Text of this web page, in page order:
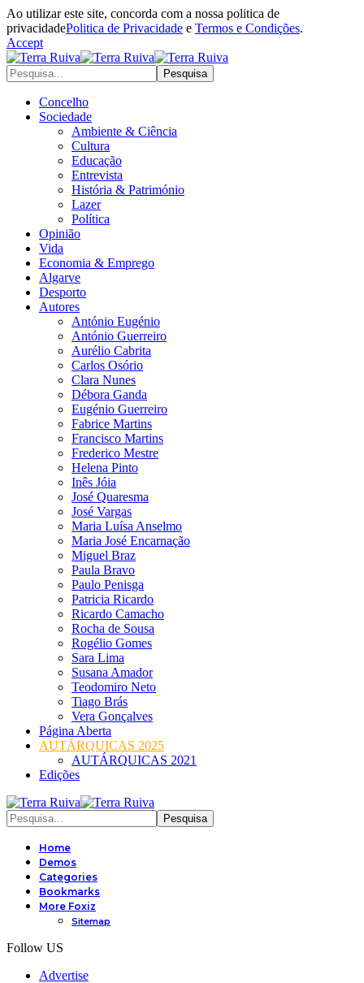
Ao utilizar este site, concorda com a nossa politica de
privacidadePolitica de Privacidade e Termos e Condições.
Accept
Concelho
Sociedade
Ambiente & Ciência
Cultura
Educação
Entrevista
História & Património
Lazer
Política
Opinião
Vida
Economia & Emprego
Algarve
Desporto
Autores
António Eugénio
António Guerreiro
Aurélio Cabrita
Carlos Osório
Clara Nunes
Débora Ganda
Eugénio Guerreiro
Fabrice Martins
Francisco Martins
Frederico Mestre
Helena Pinto
Inês Jóia
José Quaresma
José Vargas
Maria Luísa Anselmo
Maria José Encarnação
Miguel Braz
Paula Bravo
Paulo Penisga
Patricia Ricardo
Ricardo Camacho
Rocha de Sousa
Rogélio Gomes
Sara Lima
Susana Amador
Teodomiro Neto
Tiago Brás
Vera Gonçalves
Página Aberta
AUTÁRQUICAS 2025
AUTÁRQUICAS 2021
Edições
Home
Demos
Categories
Bookmarks
More Foxiz
Sitemap
Follow US
Advertise